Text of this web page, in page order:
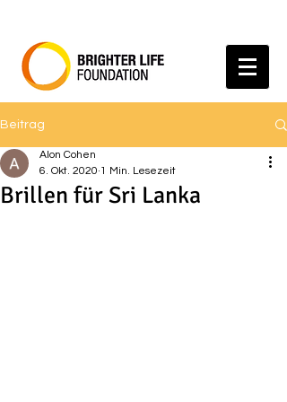
Beitrag
Brillen für Sri Lanka
Alon Cohen
6. Okt. 2020 1 Min. Lesezeit